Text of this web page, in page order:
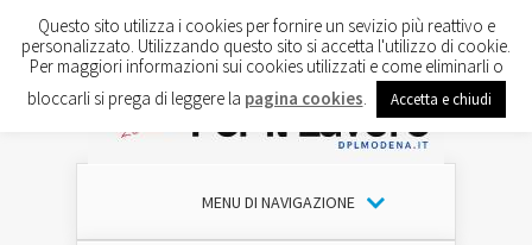
MENU DI NAVIGAZIONE
Questo sito utilizza i cookies per fornire un sevizio più reattivo e
personalizzato. Utilizzando questo sito si accetta l'utilizzo di cookie.
Per maggiori informazioni sui cookies utilizzati e come eliminarli o
bloccarli si prega di leggere la pagina cookies Accetta e chiudi